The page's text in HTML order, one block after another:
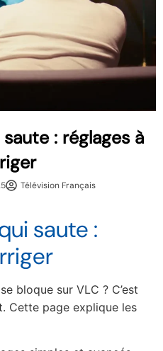
: réglages à
Télévision Français
saute :
bloque sur VLC ? C’est
Cette page explique les